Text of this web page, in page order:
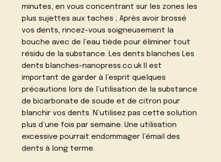
minutes, en vous concentrant sur les zones les
plus sujettes aux taches ; Après avoir brossé
vos dents, rincez-vous soigneusement la
bouche avec de l’eau tiède pour éliminer tout
résidu de la substance. Les dents blanches Les
dents blanches-nanopress.co.uk Il est
important de garder à l’esprit quelques
précautions lors de l’utilisation de la substance
de bicarbonate de soude et de citron pour
blanchir vos dents. N’utilisez pas cette solution
plus d’une fois par semaine. Une utilisation
excessive pourrait endommager l’émail des
dents à long terme.